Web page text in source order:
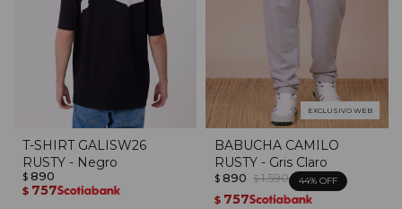
T-SHIRT GALISW26
RUSTY - Negro
$ 890
$ 757
EXCLUSIVO WEB
BABUCHA CAMILO
RUSTY - Gris Claro
$ 890 $ 1.590 44
$ 757